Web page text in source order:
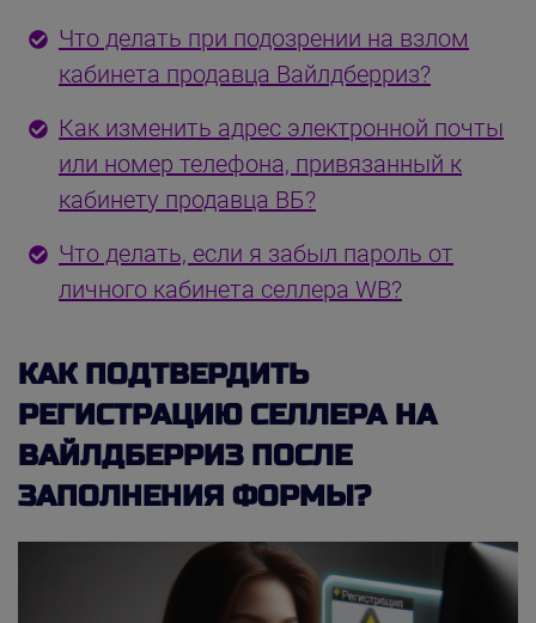
Что делать при подозрении на взлом
кабинета продавца Вайлдберриз?
Как изменить адрес электронной почты
или номер телефона, привязанный к
кабинету продавца ВБ?
Что делать, если я забыл пароль от
личного кабинета селлера WB?
КАК ПОДТВЕРДИТЬ
РЕГИСТРАЦИЮ СЕЛЛЕРА НА
ВАЙЛДБЕРРИЗ ПОСЛЕ
ЗАПОЛНЕНИЯ ФОРМЫ?